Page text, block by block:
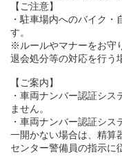
【ご注意】
・駐車場内へのバイク
す。
※ルールやマナーをお守
退会処分等の対応を行う
【ご案内】
・車両ナンバー認証シ
ません。
・車両ナンバー認証シ
一開かない場合は、精算
センター警備員の指示に